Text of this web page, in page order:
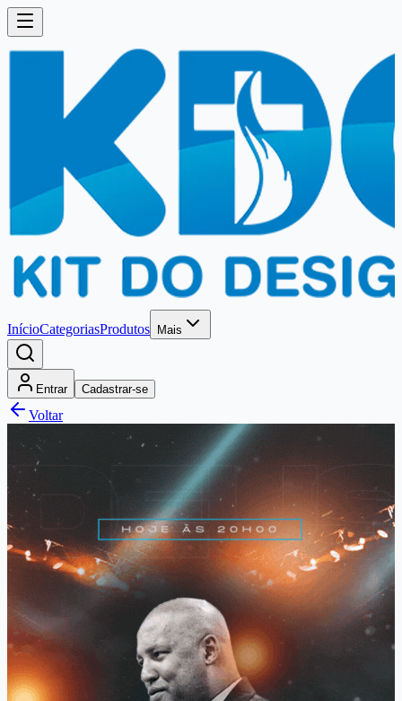
InícioCategoriasProdutos Mais
Entrar Cadastrar-se
Voltar